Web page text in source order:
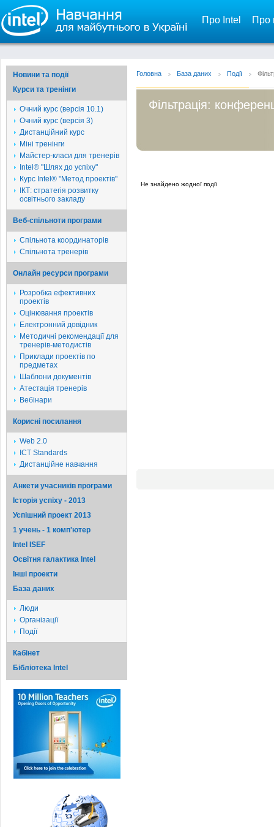
Про Intel Про
Новини та події
Курси та тренінги
Очний курс (версія 10.1)
Очний курс (версія 3)
Дистанційний курс
Міні тренінги
Майстер-класи для тренерів
Intel® "Шлях до успіху"
Курс Intel® "Метод проектів"
ІКТ: стратегія розвитку
освітнього закладу
Веб-спільноти програми
Спільнота координаторів
Спільнота тренерів
Онлайн ресурси програми
Розробка ефективних
проектів
Оцінювання проектів
Електронний довідник
Методичні рекомендації для
тренерів-методистів
Приклади проектів по
предметах
Шаблони документів
Атестація тренерів
Вебінари
Корисні посилання
Web 2.0
ICT Standards
Дистанційне навчання
Анкети учасників програми
Історія успіху - 2013
Успішний проект 2013
1 учень - 1 комп'ютер
Intel ISEF
Освітня галактика Intel
Iншi проекти
База даних
Люди
Організації
Події
Кабінет
Бібліотека Intel
Головна База даних Події
Фільтрація:
Не знайдено жодної події